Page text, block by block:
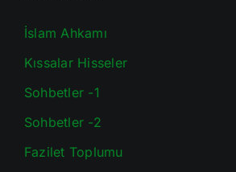
İslam Ahkamı
Kıssalar Hisseler
Sohbetler -1
Sohbetler -2
Fazilet Toplumu